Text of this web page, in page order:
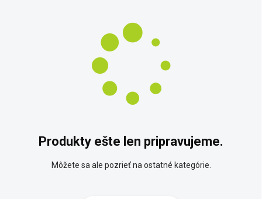
Produkty ešte len pripravujeme.
Môžete sa ale pozrieť na ostatné kategórie.